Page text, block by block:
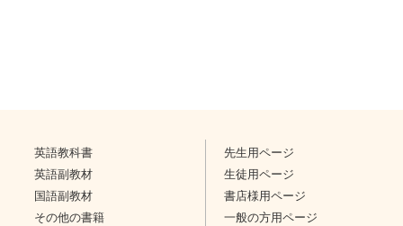
英語教科書
英語副教材
国語副教材
その他の書籍
先生用ページ
生徒用ページ
書店様用ページ
一般の方用ページ